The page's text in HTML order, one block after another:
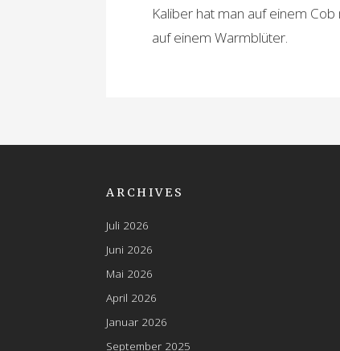
Kaliber hat man auf einem
auf einem Warmblüter.
ARCHIVES
Juli 2026
Juni 2026
Mai 2026
April 2026
Januar 2026
September 2025